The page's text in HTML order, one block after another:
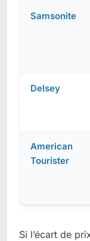
Samsonite
Delsey
American
Tourister
Si l’écart de